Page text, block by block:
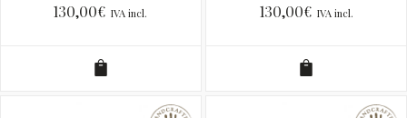
130,00€ IVA incl. 130,00€ IVA incl.